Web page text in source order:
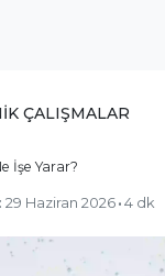
ÇALIŞMALAR
İşe Yarar?
29 Haziran 2026 ·4 dk